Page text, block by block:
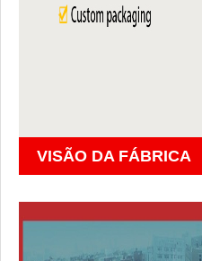
VISÃO DA FÁBRICA